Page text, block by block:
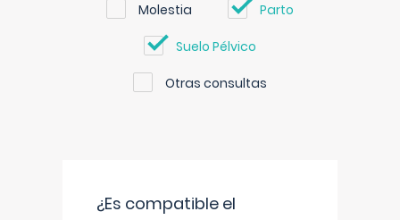
Molestia Parto
Suelo Pélvico
Otras consultas
¿Es compatible el